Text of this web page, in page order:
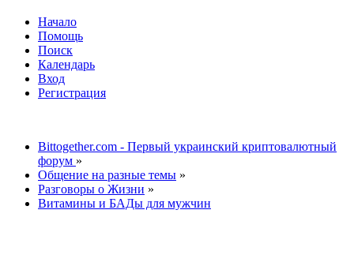
Начало
Помощь
Поиск
Календарь
Вход
Регистрация
Bittogether.com - Первый украинский криптовалютный
форум »
Общение на разные темы »
Разговоры о Жизни »
Витамины и БАДы для мужчин